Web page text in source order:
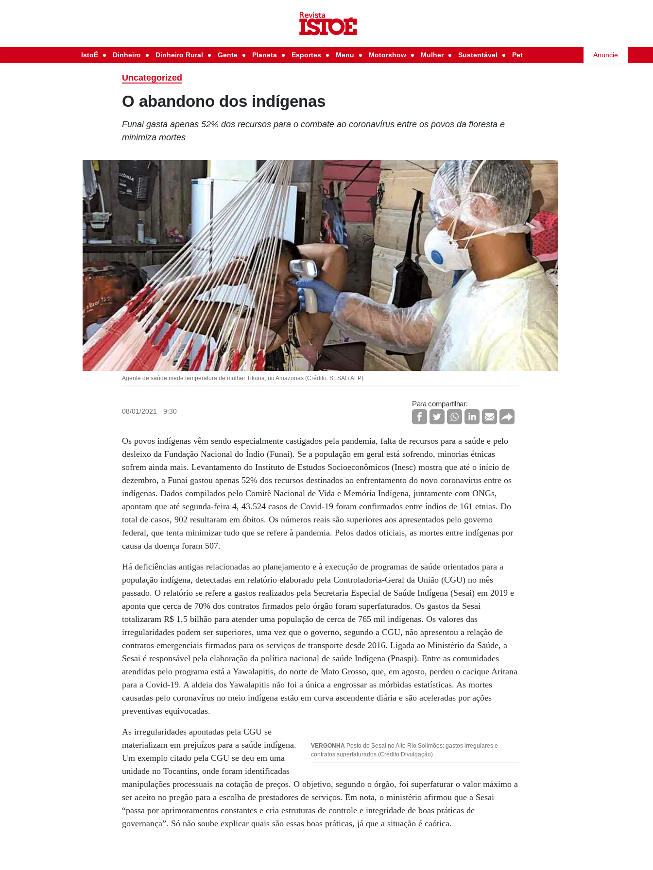
IstoÉ Dinheiro Dinheiro Rural Gente Planeta Esportes Menu Motorshow Mulher Sustentável Pet Anuncie
Uncategorized
O abandono dos indígenas
Funai gasta apenas 52% dos recursos para o combate ao coronavírus entre os povos da floresta e
minimiza mortes
Agente de saúde mede temperatura de mulher Tikuna, no Amazonas (Crédito: SESAI / AFP)
08/01/2021 - 9:30
Para compartilhar:
Os povos indígenas vêm sendo especialmente castigados pela pandemia, falta de recursos para a saúde e pelo
desleixo da Fundação Nacional do Índio (Funai). Se a população em geral está sofrendo, minorias étnicas
sofrem ainda mais. Levantamento do Instituto de Estudos Socioeconômicos (Inesc) mostra que até o início de
dezembro, a Funai gastou apenas 52% dos recursos destinados ao enfrentamento do novo coronavírus entre os
indígenas. Dados compilados pelo Comitê Nacional de Vida e Memória Indígena, juntamente com ONGs,
apontam que até segunda-feira 4, 43.524 casos de Covid-19 foram confirmados entre índios de 161 etnias. Do
total de casos, 902 resultaram em óbitos. Os números reais são superiores aos apresentados pelo governo
federal, que tenta minimizar tudo que se refere à pandemia. Pelos dados oficiais, as mortes entre indígenas por
causa da doença foram 507.
Há deficiências antigas relacionadas ao planejamento e à execução de programas de saúde orientados para a
população indígena, detectadas em relatório elaborado pela Controladoria-Geral da União (CGU) no mês
passado. O relatório se refere a gastos realizados pela Secretaria Especial de Saúde Indígena (Sesai) em 2019 e
aponta que cerca de 70% dos contratos firmados pelo órgão foram superfaturados. Os gastos da Sesai
totalizaram R$ 1,5 bilhão para atender uma população de cerca de 765 mil indígenas. Os valores das
irregularidades podem ser superiores, uma vez que o governo, segundo a CGU, não apresentou a relação de
contratos emergenciais firmados para os serviços de transporte desde 2016. Ligada ao Ministério da Saúde, a
Sesai é responsável pela elaboração da política nacional de saúde Indígena (Pnaspi). Entre as comunidades
atendidas pelo programa está a Yawalapitis, do norte de Mato Grosso, que, em agosto, perdeu o cacique Aritana
para a Covid-19. A aldeia dos Yawalapitis não foi a única a engrossar as mórbidas estatísticas. As mortes
causadas pelo coronavírus no meio indígena estão em curva ascendente diária e são aceleradas por ações
preventivas equivocadas.
VERGONHAPosto do Sesai no Alto Rio Solimões: gastos irregulares e
contratos superfaturados (Crédito:Divulgação)
As irregularidades apontadas pela CGU se
materializam em prejuízos para a saúde indígena.
Um exemplo citado pela CGU se deu em uma
unidade no Tocantins, onde foram identificadas
manipulações processuais na cotação de preços. O objetivo, segundo o órgão, foi superfaturar o valor máximo a
ser aceito no pregão para a escolha de prestadores de serviços. Em nota, o ministério afirmou que a Sesai
“passa por aprimoramentos constantes e cria estruturas de controle e integridade de boas práticas de
governança”. Só não soube explicar quais são essas boas práticas, já que a situação é caótica.